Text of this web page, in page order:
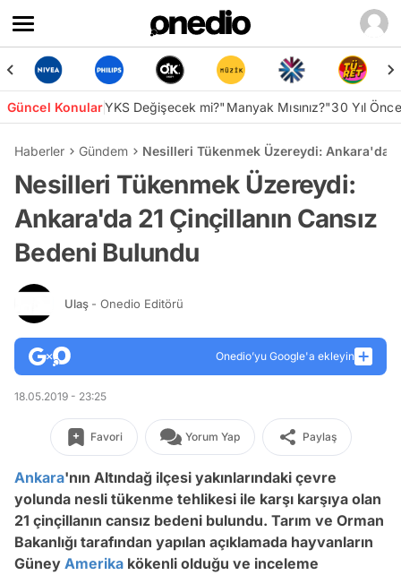
Güncel KonularYKS Değişecek mi?"Manyak Mısınız?"30 Yıl
Haberler Gündem Nesilleri Tükenmek Üzereydi: Ankara'da
Nesilleri Tükenmek Üzereydi:
Ankara'da 21 Çinçillanın Cansız
Bedeni Bulundu
Ulaş - Onedio Editörü
Onedio’yu Google'a ekleyin
18.05.2019 - 23:25
Favori Yorum Yap Paylaş
Ankara'nın Altındağ ilçesi yakınlarındaki çevre
yolunda nesli tükenme tehlikesi ile karşı karşıya olan
21 çinçillanın cansız bedeni bulundu. Tarım ve Orman
Bakanlığı tarafından yapılan açıklamada hayvanların
Güney Amerika kökenli olduğu ve inceleme